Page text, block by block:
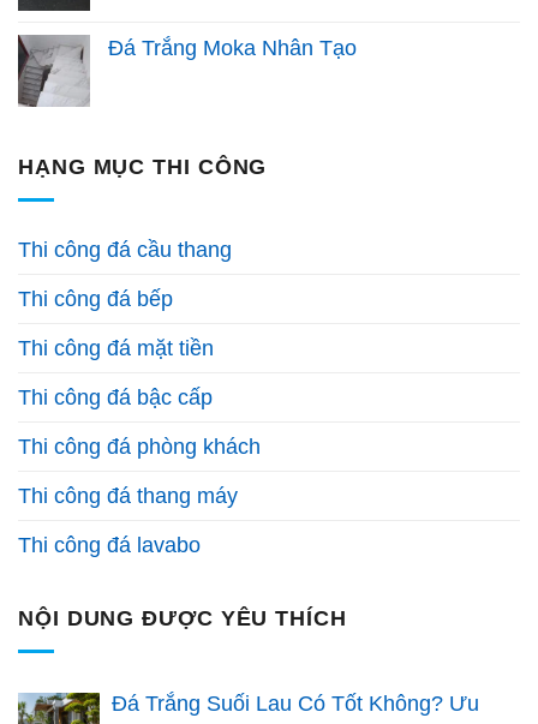
Đá Trắng Moka Nhân Tạo
HẠNG MỤC THI CÔNG
Thi công đá cầu thang
Thi công đá bếp
Thi công đá mặt tiền
Thi công đá bậc cấp
Thi công đá phòng khách
Thi công đá thang máy
Thi công đá lavabo
NỘI DUNG ĐƯỢC YÊU THÍCH
Đá Trắng Suối Lau Có Tốt Không? Ưu